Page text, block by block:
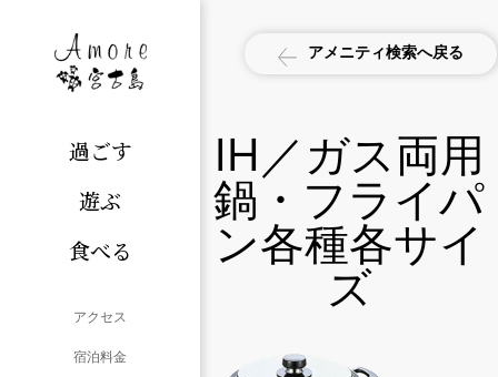
過ごす
遊ぶ
食べる
アクセス
宿泊料金
アメニティ検索へ戻る
IH／ガス両用
鍋・フライパ
ン各種各サイ
ズ